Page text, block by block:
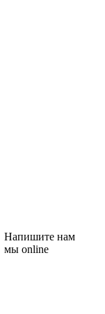
Напишите нам
мы online